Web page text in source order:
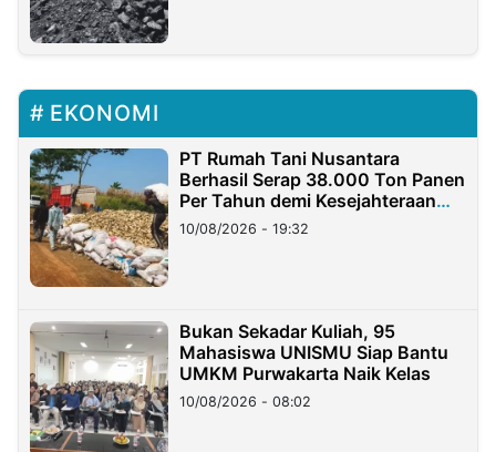
EKONOMI
PT Rumah Tani Nusantara
Berhasil Serap 38.000 Ton Panen
Per Tahun demi Kesejahteraan
Petani
10/08/2026 - 19:32
Bukan Sekadar Kuliah, 95
Mahasiswa UNISMU Siap Bantu
UMKM Purwakarta Naik Kelas
10/08/2026 - 08:02